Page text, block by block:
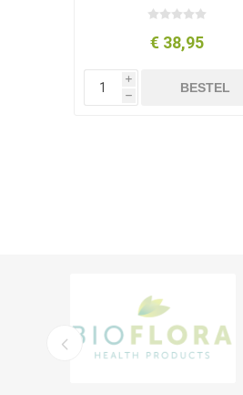
€ 38,95
i
h
BESTEL